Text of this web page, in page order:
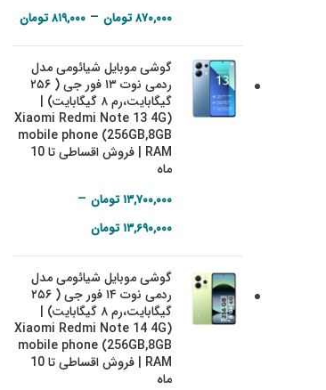
۸۷۰,۰۰۰تومان – ۸۱۹,۰۰۰تومان
گوشی موبایل شیائومی مدل
ردمی نوت ۱۳ فور جی ( ۲۵۶
گیگابایت،‌رم ۸ گیگابایت) |
(Xiaomi Redmi Note 13 4G
mobile phone (256GB,8GB
RAM | فروش اقساطی تا 10
ماه
۱۳,۷۰۰,۰۰۰تومان –
۱۳,۶۹۰,۰۰۰تومان
۱۳,۶۹۰,۰۰۰ تومان
through
۱۳,۷۰۰,۰۰۰ تومان
گوشی موبایل شیائومی مدل
ردمی نوت ۱۴ فور جی ( ۲۵۶
گیگابایت،‌رم ۸ گیگابایت) |
(Xiaomi Redmi Note 14 4G
mobile phone (256GB,8GB
RAM | فروش اقساطی تا 10
ماه